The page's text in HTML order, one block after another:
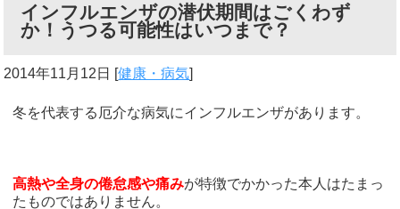
インフルエンザの潜伏期間はごくわず
か！うつる可能性はいつまで？
2014年11月12日 [健康・病気]
冬を代表する厄介な病気にインフルエンザがあります。
高熱や全身の倦怠感や痛みが特徴でかかった本人はたまっ
たものではありません。